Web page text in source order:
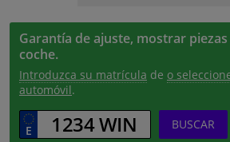
Garantía de ajuste, mostrar
coche.
Introduzca su matrícula de o
automóvil.
BUSCAR